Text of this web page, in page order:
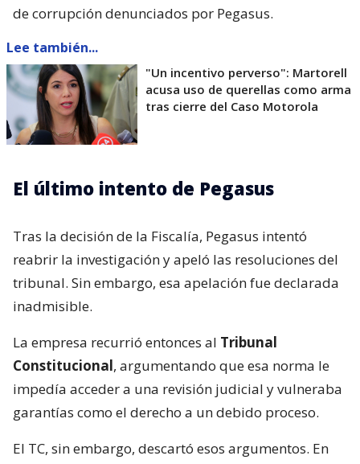
de corrupción denunciados por Pegasus.
Lee también...
"Un incentivo perverso": Martorell
acusa uso de querellas como arma
tras cierre del Caso Motorola
El último intento de Pegasus
Tras la decisión de la Fiscalía, Pegasus intentó
reabrir la investigación y apeló las resoluciones del
tribunal. Sin embargo, esa apelación fue declarada
inadmisible.
La empresa recurrió entonces al Tribunal
Constitucional, argumentando que esa norma le
impedía acceder a una revisión judicial y vulneraba
garantías como el derecho a un debido proceso.
El TC, sin embargo, descartó esos argumentos. En